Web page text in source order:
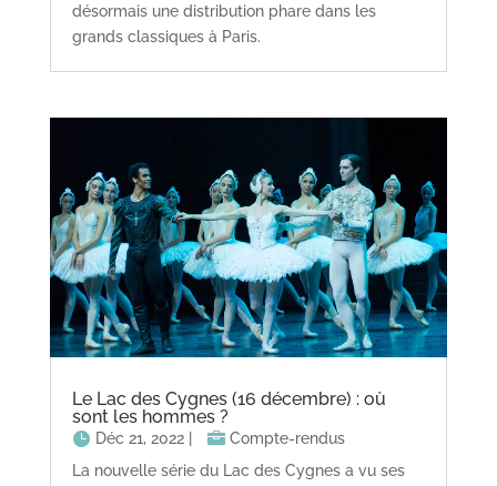
désormais une distribution phare dans les
grands classiques à Paris.
Le Lac des Cygnes (16 décembre) : où
sont les hommes ?
Déc 21, 2022|
Compte-rendus
La nouvelle série du Lac des Cygnes a vu ses